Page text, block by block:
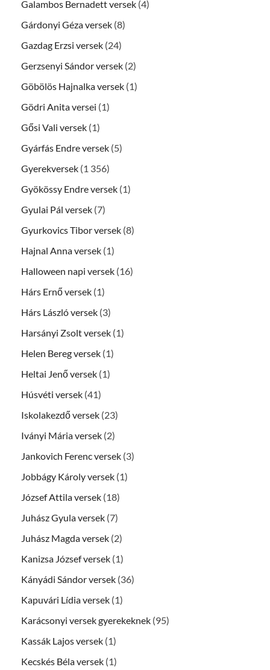
Galambos Bernadett versek (4)
Gárdonyi Géza versek (8)
Gazdag Erzsi versek (24)
Gerzsenyi Sándor versek (2)
Göbölös Hajnalka versek (1)
Gödri Anita versei (1)
Gősi Vali versek (1)
Gyárfás Endre versek (5)
Gyerekversek (1 356)
Gyökössy Endre versek (1)
Gyulai Pál versek (7)
Gyurkovics Tibor versek (8)
Hajnal Anna versek (1)
Halloween napi versek (16)
Hárs Ernő versek (1)
Hárs László versek (3)
Harsányi Zsolt versek (1)
Helen Bereg versek (1)
Heltai Jenő versek (1)
Húsvéti versek (41)
Iskolakezdő versek (23)
Iványi Mária versek (2)
Jankovich Ferenc versek (3)
Jobbágy Károly versek (1)
József Attila versek (18)
Juhász Gyula versek (7)
Juhász Magda versek (2)
Kanizsa József versek (1)
Kányádi Sándor versek (36)
Kapuvári Lídia versek (1)
Karácsonyi versek gyerekeknek (95)
Kassák Lajos versek (1)
Kecskés Béla versek (1)